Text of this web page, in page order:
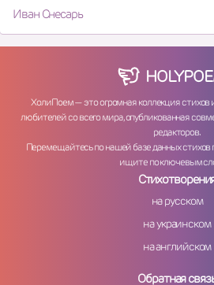
Иван Снесарь
HOLY
ХолиПоем — это огромная коллекция стихов
любителей со всего мира, опубликованная
редакторов.
Перемещайтесь по нашей базе данных стихов
ищите по ключевым
на русском
на украинском
на английском
Обратная